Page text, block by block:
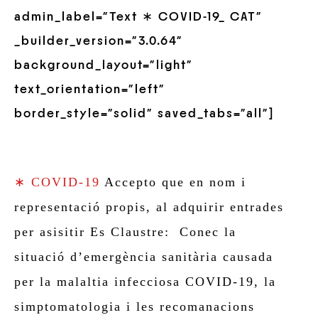
admin_label=”Text ∗ COVID-19_ CAT”
_builder_version=”3.0.64″
background_layout=”light”
text_orientation=”left”
border_style=”solid” saved_tabs=”all”]
∗ COVID-19 Accepto que en nom i
representació propis, al adquirir entrades
per asisitir Es Claustre: Conec la
situació d’emergència sanitària causada
per la malaltia infecciosa COVID-19, la
simptomatologia i les recomanacions